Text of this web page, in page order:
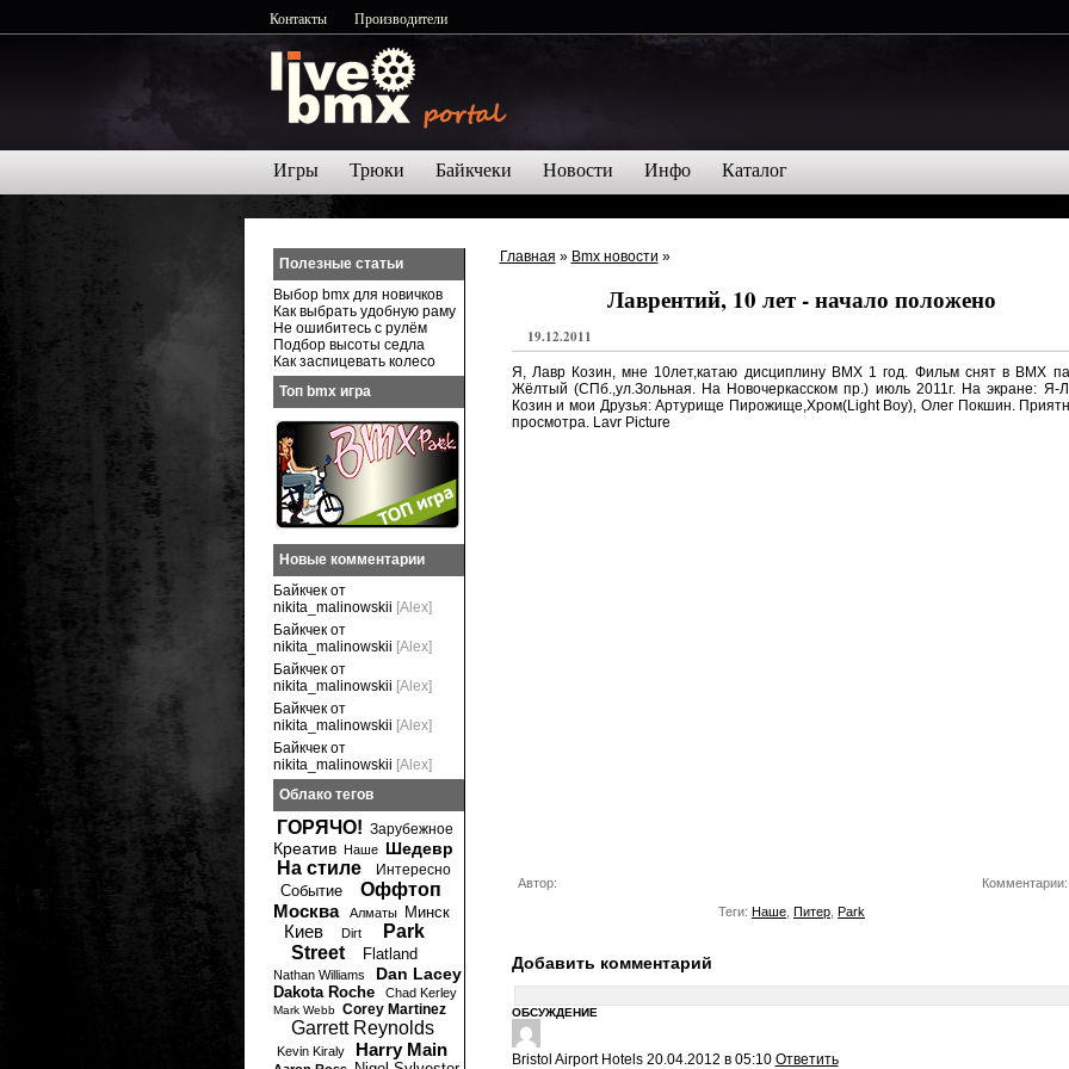
Контакты Производители
Игры Трюки Байкчеки Новости Инфо Каталог
Главная » Bmx новости »
Лаврентий, 10 лет - начало положено
19.12.2011
Я, Лавр Козин, мне 10лет,катаю дисциплину BMX 1 год. Фильм снят в BMX
Жёлтый (СПб.,ул.Зольная. На Новочеркасском пр.) июль 2011г. На экране: Я-
Козин и мои Друзья: Артурище Пирожище,Хром(Light Boy), Олег Покшин.
просмотра. Lavr Picture
Автор:
Комментарии:
Теги: Наше Питер Park
Добавить комментарий
ОБСУЖДЕНИЕ
Bristol Airport Hotels 20.04.2012 в 05:10 Ответить
Полезные статьи
Выбор bmx для новичков
Как выбрать удобную раму
Не ошибитесь с рулём
Подбор высоты седла
Как заспицевать колесо
Топ bmx игра
Новые комментарии
Байкчек от
nikita_malinowskii [Alex]
Байкчек от
nikita_malinowskii [Alex]
Байкчек от
nikita_malinowskii [Alex]
Байкчек от
nikita_malinowskii [Alex]
Байкчек от
nikita_malinowskii [Alex]
Облако тегов
ГОРЯЧО! Зарубежное
Креатив Наше Шедевр
На стиле Интересно
Событие
Оффтоп
Москва
Алматы Минск
Киев Dirt
Park
Street
Flatland
Nathan Williams Dan Lacey
Dakota Roche Chad Kerley
Mark Webb Corey Martinez
Garrett Reynolds
Kevin Kiraly Harry Main